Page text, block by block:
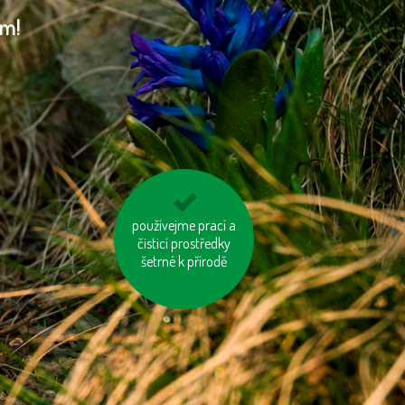
používejme prací a
čisticí prostředky
šetrné k přírodě
nevytvářejme
zbytečný odpad